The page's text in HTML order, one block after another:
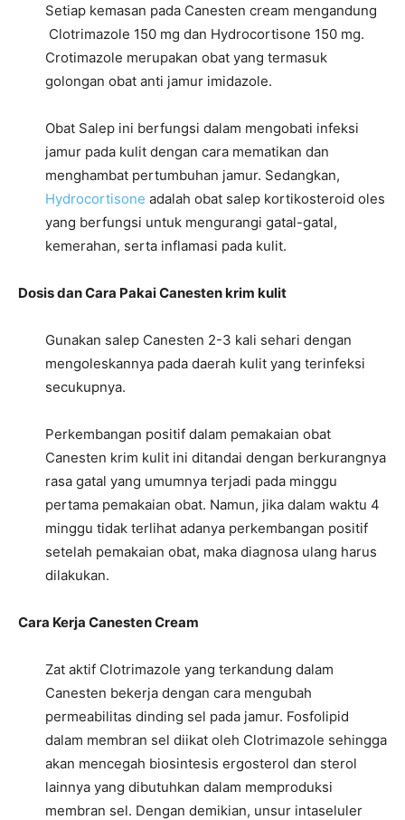
Setiap kemasan pada Canesten cream mengandung
Clotrimazole 150 mg dan Hydrocortisone 150 mg.
Crotimazole merupakan obat yang termasuk
golongan obat anti jamur imidazole.
Obat Salep ini berfungsi dalam mengobati infeksi
jamur pada kulit dengan cara mematikan dan
menghambat pertumbuhan jamur. Sedangkan,
Hydrocortisone adalah obat salep kortikosteroid oles
yang berfungsi untuk mengurangi gatal-gatal,
kemerahan, serta inflamasi pada kulit.
Dosis dan Cara Pakai Canesten krim kulit
Gunakan salep Canesten 2-3 kali sehari dengan
mengoleskannya pada daerah kulit yang terinfeksi
secukupnya.
Perkembangan positif dalam pemakaian obat
Canesten krim kulit ini ditandai dengan berkurangnya
rasa gatal yang umumnya terjadi pada minggu
pertama pemakaian obat. Namun, jika dalam waktu 4
minggu tidak terlihat adanya perkembangan positif
setelah pemakaian obat, maka diagnosa ulang harus
dilakukan.
Cara Kerja Canesten Cream
Zat aktif Clotrimazole yang terkandung dalam
Canesten bekerja dengan cara mengubah
permeabilitas dinding sel pada jamur. Fosfolipid
dalam membran sel diikat oleh Clotrimazole sehingga
akan mencegah biosintesis ergosterol dan sterol
lainnya yang dibutuhkan dalam memproduksi
membran sel. Dengan demikian, unsur intaseluler